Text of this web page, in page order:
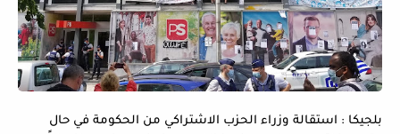
بلجيكا : استقالة وزراء الحزب الاشتراكي من الحكومة في حال